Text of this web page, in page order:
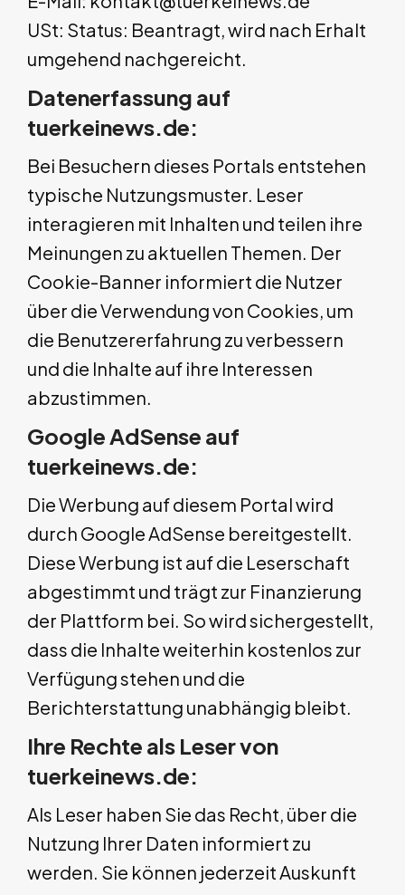
USt: Status: Beantragt, wird nach Erhalt
umgehend nachgereicht.
Datenerfassung auf
tuerkeinews.de:
Bei Besuchern dieses Portals entstehen
typische Nutzungsmuster. Leser
interagieren mit Inhalten und teilen ihre
Meinungen zu aktuellen Themen. Der
Cookie-Banner informiert die Nutzer
über die Verwendung von Cookies, um
die Benutzererfahrung zu verbessern
und die Inhalte auf ihre Interessen
abzustimmen.
Google AdSense auf
tuerkeinews.de:
Die Werbung auf diesem Portal wird
durch Google AdSense bereitgestellt.
Diese Werbung ist auf die Leserschaft
abgestimmt und trägt zur Finanzierung
der Plattform bei. So wird sichergestellt,
dass die Inhalte weiterhin kostenlos zur
Verfügung stehen und die
Berichterstattung unabhängig bleibt.
Ihre Rechte als Leser von
tuerkeinews.de:
Als Leser haben Sie das Recht, über die
Nutzung Ihrer Daten informiert zu
werden. Sie können jederzeit Auskunft